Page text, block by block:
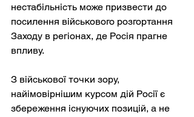
нестабільність може призвести до
посилення військового розгортання
Заходу в регіонах, де Росія прагне
впливу.
З військової точки зору,
найімовірнішим курсом дій Росії є
збереження існуючих позицій, а не